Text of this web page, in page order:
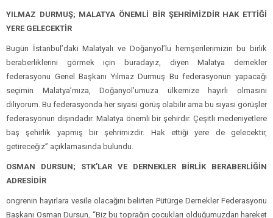
YILMAZ DURMUŞ; MALATYA ÖNEMLİ BİR ŞEHRİMİZDİR HAK ETTİĞİ
YERE GELECEKTİR
Bugün İstanbul’daki Malatyalı ve Doğanyol’lu hemşerilerimizin bu birlik
beraberliklerini görmek için buradayız, diyen Malatya dernekler
federasyonu Genel Başkanı Yılmaz Durmuş Bu federasyonun yapacağı
seçimin Malatya’mıza, Doğanyol’umuza ülkemize hayırlı olmasını
diliyorum. Bu federasyonda her siyasi görüş olabilir ama bu siyasi görüşler
federasyonun dışındadır. Malatya önemli bir şehirdir. Çeşitli medeniyetlere
baş şehirlik yapmış bir şehrimizdir. Hak ettiği yere de gelecektir,
getireceğiz” açıklamasında bulundu.
OSMAN DURSUN; STK’LAR VE DERNEKLER BİRLİK BERABERLİĞİN
ADRESİDİR
ongrenin hayırlara vesile olacağını belirten Pütürge Dernekler Federasyonu
Başkanı Osman Dursun, “Biz bu toprağın çocukları olduğumuzdan hareket